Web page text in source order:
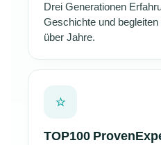
Drei Generationen
Geschichte und
über Jahre.
⭐
TOP100